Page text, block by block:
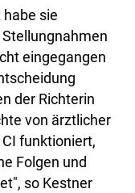
habe sie
eingegangen
der Richterin
von ärztlicher
funktioniert,
Folgen und
so Kestner